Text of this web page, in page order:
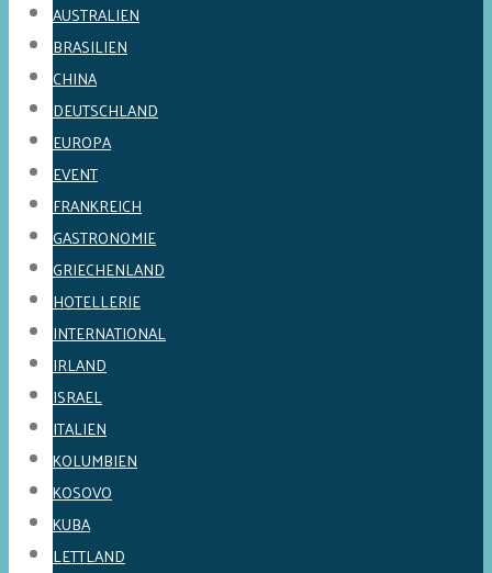
AUSTRALIEN
BRASILIEN
CHINA
DEUTSCHLAND
EUROPA
EVENT
FRANKREICH
GASTRONOMIE
GRIECHENLAND
HOTELLERIE
INTERNATIONAL
IRLAND
ISRAEL
ITALIEN
KOLUMBIEN
KOSOVO
KUBA
LETTLAND